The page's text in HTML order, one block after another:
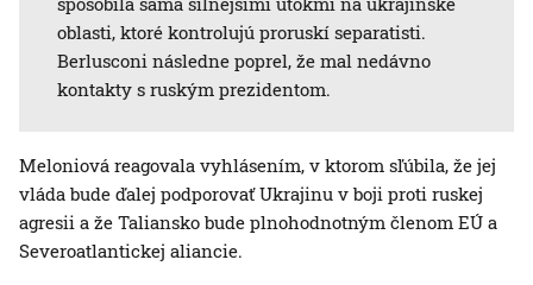
oblasti, ktoré kontrolujú proruskí separatisti.
Berlusconi následne poprel, že mal nedávno
kontakty s ruským prezidentom.
Meloniová reagovala vyhlásením, v ktorom sľúbila, že jej
vláda bude ďalej podporovať Ukrajinu v boji proti ruskej
agresii a že Taliansko bude plnohodnotným členom EÚ a
Severoatlantickej aliancie.